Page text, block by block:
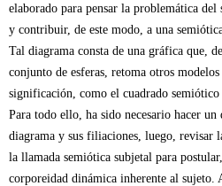
elaborado para pensar la problemática
y contribuir, de este modo, a una
Tal diagrama consta de una gráfica que,
conjunto de esferas, retoma otros
significación, como el cuadrado semiótico
Para todo ello, ha sido necesario hacer un
diagrama y sus filiaciones, luego, revisar
la llamada semiótica subjetal para
corporeidad dinámica inherente al sujeto.